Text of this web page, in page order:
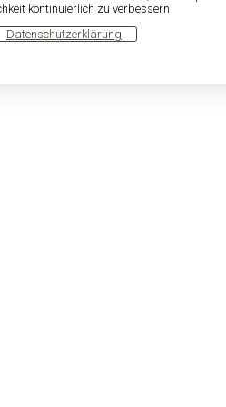
kontinuierlich zu verbessern
Datenschutzerklärung